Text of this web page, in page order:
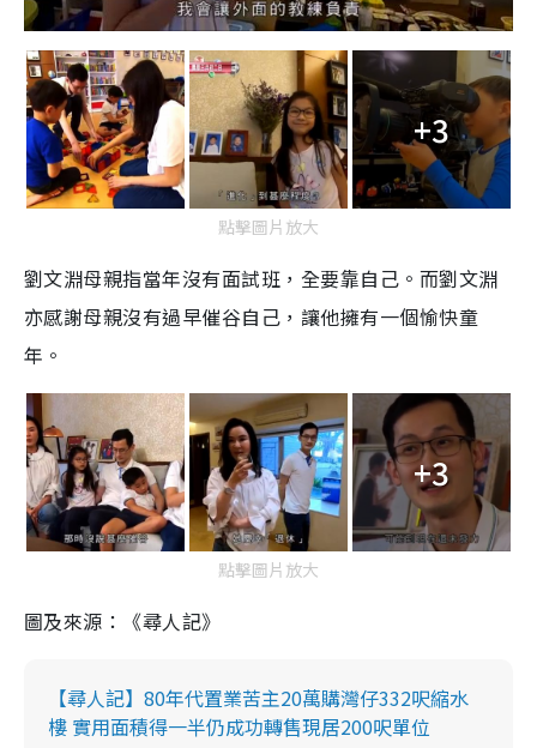
+3
點擊圖片放大
劉文淵母親指當年沒有面試班，全要靠自己。而劉文淵
亦感謝母親沒有過早催谷自己 ， 讓他擁有一個愉快童
年 。
+3
點擊圖片放大
圖及來源：《尋人記》
【尋人記】80年代置業苦主20萬購灣仔332呎縮水
樓 實用面積得一半仍成功轉售現居200呎單位